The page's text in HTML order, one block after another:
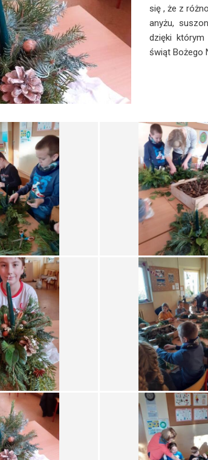
się , że z
anyżu,
dzięki którym
świąt Bożego